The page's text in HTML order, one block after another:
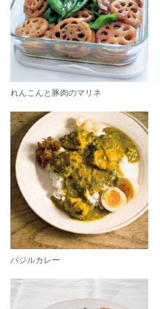
れんこんと豚肉のマリネ
バジルカレー